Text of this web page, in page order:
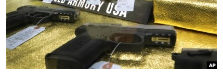
Learning English
СОЦИАЛЬНЫЕ СЕТИ